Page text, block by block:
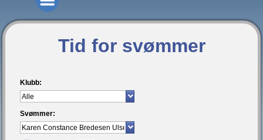
Tid for svømmer
Klubb:
Svømmer: